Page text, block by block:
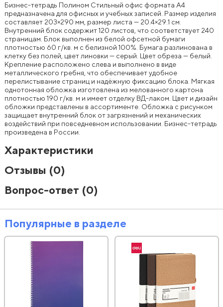
Бизнес-тетрадь Полином Стильный офис формата А4
предназначена для офисных и учебных записей. Размер изделия
составляет 203×290 мм, размер листа — 20.4×29.1 см.
Внутренний блок содержит 120 листов, что соответствует 240
страницам. Блок выполнен из белой офсетной бумаги
плотностью 60 г/кв. м с белизной 100%. Бумага разлинована в
клетку без полей, цвет линовки — серый. Цвет обреза — белый.
Крепление расположено слева и выполнено в виде
металлического гребня, что обеспечивает удобное
перелистывание страниц и надёжную фиксацию блока. Мягкая
однотонная обложка изготовлена из мелованного картона
плотностью 190 г/кв. м и имеет отделку ВД-лаком. Цвет и дизайн
обложки представлены в ассортименте. Обложка с рисунком
защищает внутренний блок от загрязнений и механических
воздействий при повседневном использовании. Бизнес-тетрадь
произведена в России.
Характеристики
Отзывы (0)
Вопрос-ответ (0)
Популярные в разделе